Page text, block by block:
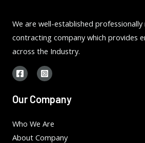
We are well-established professionally
contracting company which provides
across the Industry.
Our Company
Who We Are
About Company